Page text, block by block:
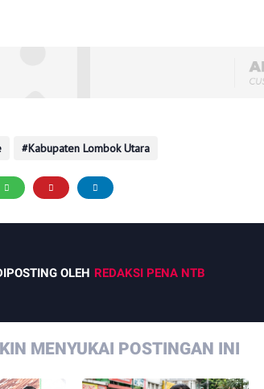
Kabupaten Lombok Utara
OLEH REDAKSI PENA NTB
MENYUKAI POSTINGAN INI